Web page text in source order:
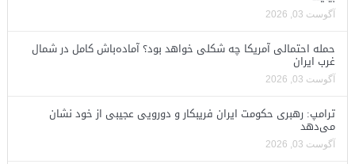
آگوست 03, 2026
حمله احتمالی آمریکا چه شکلی خواهد بود؟ آماده‌باش کامل در شمال
غرب ایران
آگوست 03, 2026
ترامپ: رهبری حکومت ایران فریبکار و دورویی عجیبی از خود نشان
می‌دهد
آگوست 03, 2026